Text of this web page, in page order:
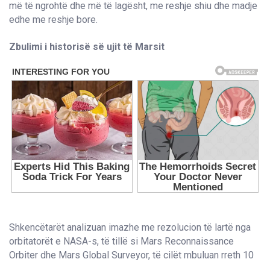
më të ngrohtë dhe më të lagësht, me reshje shiu dhe madje
edhe me reshje bore.
Zbulimi i historisë së ujit të Marsit
Shkencëtarët analizuan imazhe me rezolucion të lartë nga
orbitatorët e NASA-s, të tillë si Mars Reconnaissance
Orbiter dhe Mars Global Surveyor, të cilët mbuluan rreth 10